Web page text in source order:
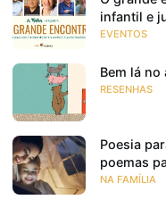
infantil e
EVENTOS
Bem lá no
RESENHAS
Poesia
poemas
NA FAMÍLIA